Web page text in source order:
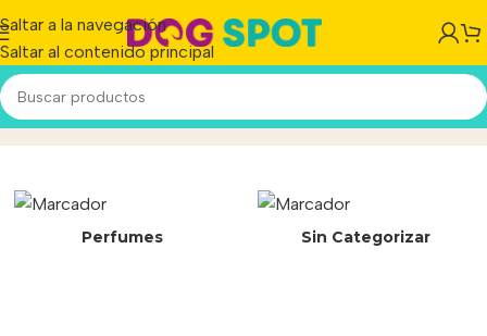
Saltar a la navegación
Saltar al contenido principal
DiatomitaInicio/Producto
Perfumes Sin Categorizar